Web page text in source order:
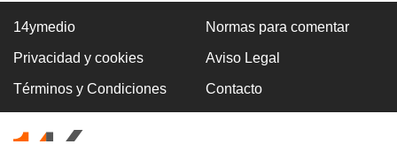
ARANCELES
Lula acusa a Marco Rubio de ser
"antilatinoamericano" y de alentar el conflicto
14ymedio Normas para comentar
Privacidad y cookies Aviso Legal
Términos y Condiciones Contacto